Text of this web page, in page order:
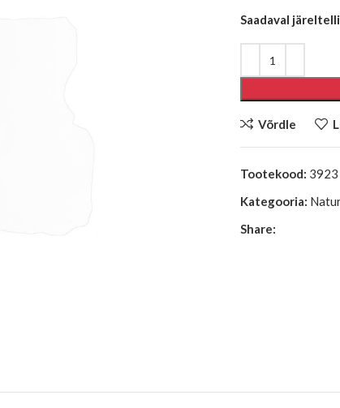
Saadaval
Võrdle
Tootekood: 3923
Kategooria:
Share: